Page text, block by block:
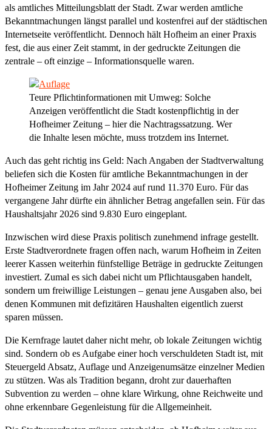
als amtliches Mitteilungsblatt der Stadt. Zwar werden amtliche
Bekanntmachungen längst parallel und kostenfrei auf der städtischen
Internetseite veröffentlicht. Dennoch hält Hofheim an einer Praxis
fest, die aus einer Zeit stammt, in der gedruckte Zeitungen die
zentrale – oft einzige – Informationsquelle waren.
Teure Pflichtinformationen mit Umweg: Solche
Anzeigen veröffentlicht die Stadt kostenpflichtig in der
Hofheimer Zeitung – hier die Nachtragssatzung. Wer
die Inhalte lesen möchte, muss trotzdem ins Internet.
Auch das geht richtig ins Geld: Nach Angaben der Stadtverwaltung
beliefen sich die Kosten für amtliche Bekanntmachungen in der
Hofheimer Zeitung im Jahr 2024 auf rund 11.370 Euro. Für das
vergangene Jahr dürfte ein ähnlicher Betrag angefallen sein. Für das
Haushaltsjahr 2026 sind 9.830 Euro eingeplant.
Inzwischen wird diese Praxis politisch zunehmend infrage gestellt.
Erste Stadtverordnete fragen offen nach, warum Hofheim in Zeiten
leerer Kassen weiterhin fünfstellige Beträge in gedruckte Zeitungen
investiert. Zumal es sich dabei nicht um Pflichtausgaben handelt,
sondern um freiwillige Leistungen – genau jene Ausgaben also, bei
denen Kommunen mit defizitären Haushalten eigentlich zuerst
sparen müssen.
Die Kernfrage lautet daher nicht mehr, ob lokale Zeitungen wichtig
sind. Sondern ob es Aufgabe einer hoch verschuldeten Stadt ist, mit
Steuergeld Absatz, Auflage und Anzeigenumsätze einzelner Medien
zu stützen. Was als Tradition begann, droht zur dauerhaften
Subvention zu werden – ohne klare Wirkung, ohne Reichweite und
ohne erkennbare Gegenleistung für die Allgemeinheit.